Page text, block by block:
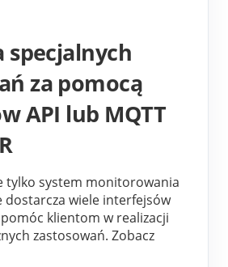
specjalnych
za pomocą
API lub MQTT
tylko system monitorowania
dostarcza wiele interfejsów
klientom w realizacji
zastosowań. Zobacz